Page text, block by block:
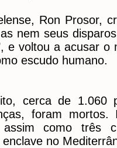
Ron Prosor,
nem seus
e voltou a acusar o
escudo humano.
cerca de 1.060
foram
assim como três
no